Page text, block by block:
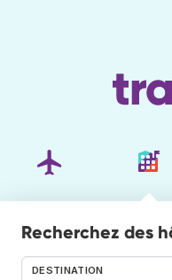
Recherchez des
DESTINATION